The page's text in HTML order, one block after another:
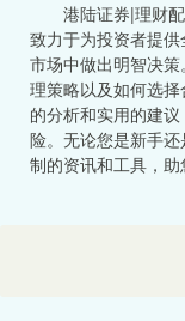
港陆证券|理财
致力于为投资者提
市场中做出明智决
理策略以及如何选
的分析和实用的建
险。无论您是新手
制的资讯和工具，助